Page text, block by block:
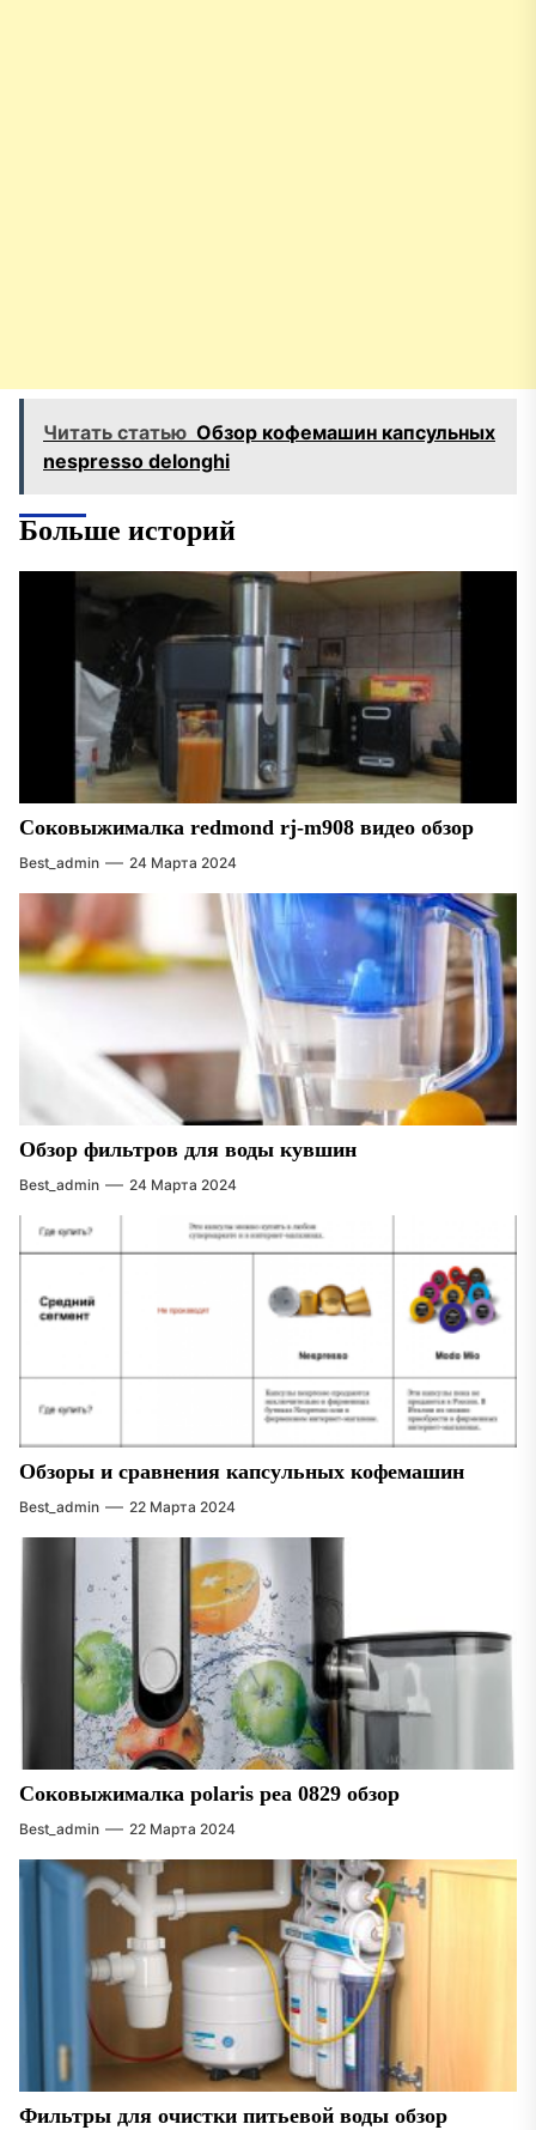
Читать статью Обзор кофемашин капсульных
nespresso delonghi
Больше историй
Соковыжималка redmond rj-m908 видео обзор
Best_admin 24 Марта 2024
Обзор фильтров для воды кувшин
Best_admin 24 Марта 2024
Обзоры и сравнения капсульных кофемашин
Best_admin 22 Марта 2024
Соковыжималка polaris pea 0829 обзор
Best_admin 22 Марта 2024
Фильтры для очистки питьевой воды обзор